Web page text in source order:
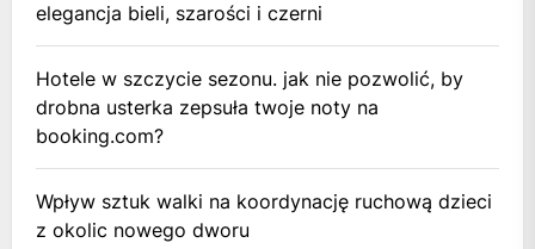
elegancja bieli, szarości i czerni
Hotele w szczycie sezonu. jak nie pozwolić, by
drobna usterka zepsuła twoje noty na
booking.com?
Wpływ sztuk walki na koordynację ruchową dzieci
z okolic nowego dworu